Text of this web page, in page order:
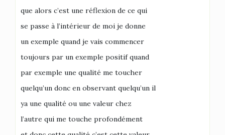
que alors c’est une réflexion de ce qui
se passe à l’intérieur de moi je donne
un exemple quand je vais commencer
toujours par un exemple positif quand
par exemple une qualité me toucher
quelqu’un donc en observant quelqu’un il
ya une qualité ou une valeur chez
l’autre qui me touche profondément